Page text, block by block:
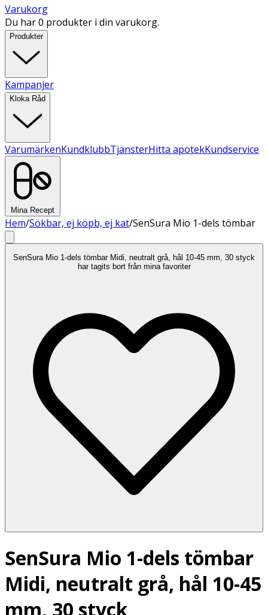
Varukorg
Du har 0 produkter i din varukorg.
Produkter
Kampanjer
Kloka Råd
VarumärkenKundklubbTjänsterHitta apotekKundservice
Mina Recept
Hem/Sökbar, ej köpb, ej kat/SenSura Mio 1-dels tömbar
SenSura Mio 1-dels tömbar Midi, neutralt grå, hål 10-45 mm, 30 styck
har tagits bort från mina favoriter
SenSura Mio 1-dels tömbar
Midi, neutralt grå, hål 10-45
mm, 30 styck